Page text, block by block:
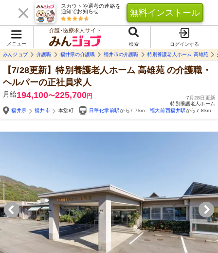
スカウトや選考の連絡を
通知でお知らせ
無料インストール
メニュー
介護･医療求人サイト
検索
ログインする
みんジョブ
介護職 福井県の介護職 福井市の介護職 特別養護老人ホーム 高雄苑
【7/28更新】特別養護老人ホーム 高雄苑の介護職・
ヘルパーの正社員求人
月給194,100〜225,700円
7月28日更新
特別養護老人ホーム
福井県
福井市 本堂町 日華化学前駅から7.7km 福大前西福井駅から7.8km